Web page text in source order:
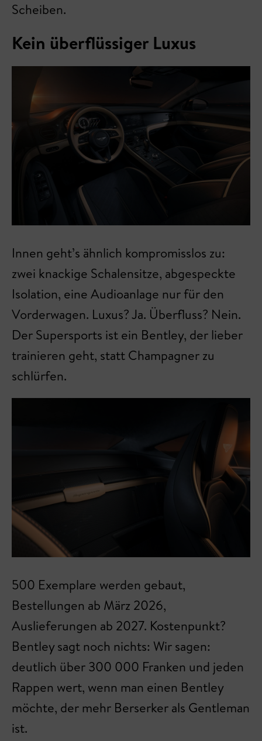
Scheiben.
Kein überflüssiger Luxus
Innen geht’s ähnlich kompromisslos zu:
zwei knackige Schalensitze, abgespeckte
Isolation, eine Audioanlage nur für den
Vorderwagen. Luxus? Ja. Überfluss? Nein.
Der Supersports ist ein Bentley, der lieber
trainieren geht, statt Champagner zu
schlürfen.
500 Exemplare werden gebaut,
Bestellungen ab März 2026,
Auslieferungen ab 2027. Kostenpunkt?
Bentley sagt noch nichts: Wir sagen:
deutlich über 300 000 Franken und jeden
Rappen wert, wenn man einen Bentley
möchte, der mehr Berserker als Gentleman
ist.